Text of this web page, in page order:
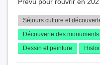
Prévu pour rouvrir en
Séjours culture et
Découverte des monuments
Dessin et peinture